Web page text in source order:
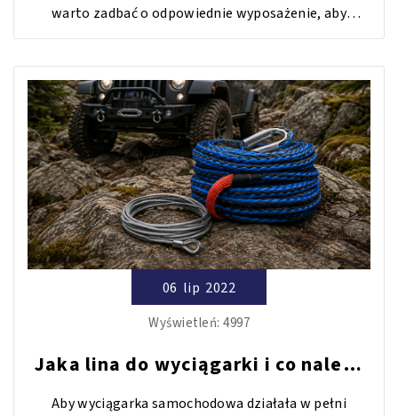
warto zadbać o odpowiednie wyposażenie, aby
ułatwić sobie po prostu życie. Odpowiedni pojazd
bezpieczeństwo i wygodę pokonywanej drogi.
06 lip 2022
Wyświetleń: 4997
Jaka lina do wyciągarki i co należy
o niej wiedzieć?
Aby wyciągarka samochodowa działała w pełni